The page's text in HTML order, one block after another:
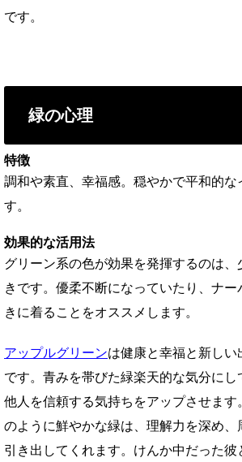
です。
緑の心理
特徴
調和や素直、幸福感。穏やかで平和的な
す。
効果的な活用法
グリーン系の色が効果を発揮するのは、
きです。優柔不断になっていたり、ナー
きに着ることをオススメします。
アップルグリーンは健康と幸福と新し
です。青みを帯びた緑楽天的な気分に
他人を信頼する気持ちをアップさせます
のように鮮やかな緑は、理解力を深め、
引き出してくれます。けんか中だった彼